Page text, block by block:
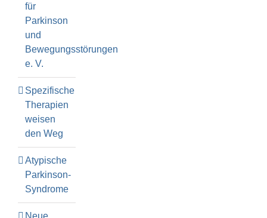
für
Parkinson
und
Bewegungsstörungen
e. V.
Spezifische
Therapien
weisen
den Weg
Atypische
Parkinson-
Syndrome
Neue